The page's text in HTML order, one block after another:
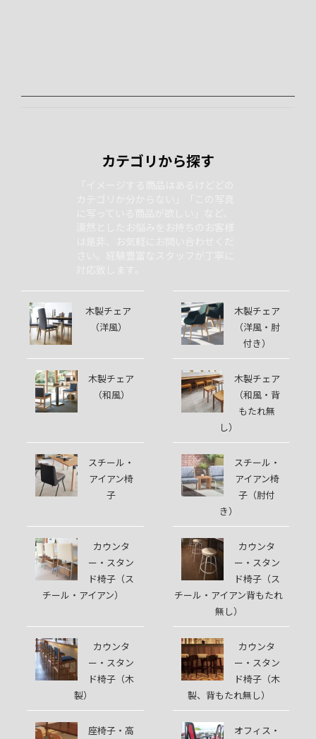
カテゴリから探す
木製チェア
（洋風）
木製チェア
（洋風・肘
付き）
木製チェア
（和風）
木製チェア
（和風・背
もたれ無
し）
スチール・
アイアン椅
子
スチール・
アイアン椅
子（肘付
き）
カウンタ
ー・スタン
ド椅子（ス
チール・アイアン）
カウンタ
ー・スタン
ド椅子（ス
チール・アイアン背もたれ
無し）
カウンタ
ー・スタン
ド椅子（木
製）
カウンタ
ー・スタン
ド椅子（木
製、背もたれ無し）
座椅子・高
オフィス・